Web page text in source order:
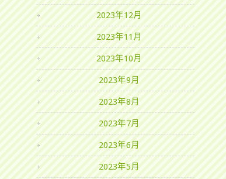
2023年12月
2023年11月
2023年10月
2023年9月
2023年8月
2023年7月
2023年6月
2023年5月